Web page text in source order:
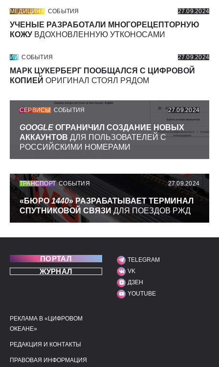
МЕДИЦИНА СОБЫТИЯ 27.09.2024
УЧЕНЫЕ РАЗРАБОТАЛИ МНОГОРЕЦЕПТОРНУЮ
КОЖУ ВДОХНОВЛЕННУЮ УТКОНОСАМИ
ИИ СОБЫТИЯ 27.09.2024
МАРК ЦУКЕРБЕРГ ПООБЩАЛСЯ С ЦИФРОВОЙ
КОПИЕЙ ОРИГИНАЛ СТОЯЛ РЯДОМ
СЕРВИСЫ СОБЫТИЯ 27.09.2024
GOOGLE ОГРАНИЧИЛ СОЗДАНИЕ НОВЫХ
АККАУНТОВ ДЛЯ ПОЛЬЗОВАТЕЛЕЙ С
РОССИЙСКИМИ НОМЕРАМИ
ТРАНСПОРТ СОБЫТИЯ 27.09.2024
«БЮРО1440» РАЗРАБАТЫВАЕТ ТЕРМИНАЛ
СПУТНИКОВОЙ СВЯЗИ ДЛЯ ПОЕЗДОВ РЖД
ПОРТАЛ
ЖУРНАЛ
МЫ В СОЦИАЛЬНЫХ
TELEGRAM
VK
ДЗЕН
YOUTUBE
ПОЛЕЗНЫЕ ССЫЛКИ
РЕКЛАМА В «ЦИФРОВОМ
ОКЕАНЕ»
РЕДАКЦИЯ И КОНТАКТЫ
ПРАВОВАЯ ИНФОРМАЦИЯ